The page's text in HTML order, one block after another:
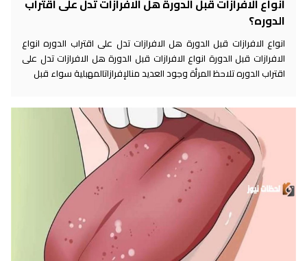
الدوره؟
انواع الافرازات قبل الدورة هل الافرازات تدل على اقتراب الدوره انواع
الافرازات قبل الدورة انواع الافرازات قبل الدورة هل الافرازات تدل على
اقتراب الدوره تلاحظ المرأة وجود العديد منالإفرازاتالمهبلية سواء قبل